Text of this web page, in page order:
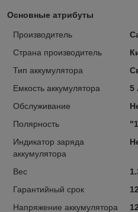
Основные атрибуты
Производитель
Страна производитель
Тип аккумулятора
Емкость аккумулятора
5
Обслуживание
Полярность
Индикатор заряда
аккумулятора
Вес
Гарантийный срок
Напряжение аккумулятора